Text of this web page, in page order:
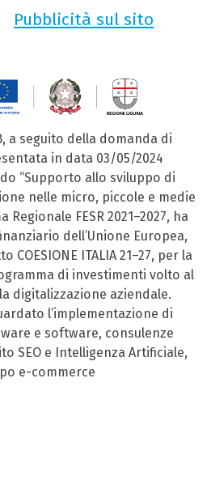
Pubblicità sul sito
a seguito della domanda di
in data 03/05/2024
“Supporto allo sviluppo di
nelle micro, piccole e medie
FESR 2021–2027, ha
dell’Unione Europea,
COESIONE ITALIA 21–27, per la
di investimenti volto al
digitalizzazione aziendale.
l’implementazione di
e software, consulenze
SEO e Intelligenza Artificiale,
e-commerce